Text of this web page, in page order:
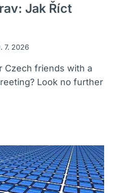
Jak Říct
7. 2026
Czech friends with a
Look no further